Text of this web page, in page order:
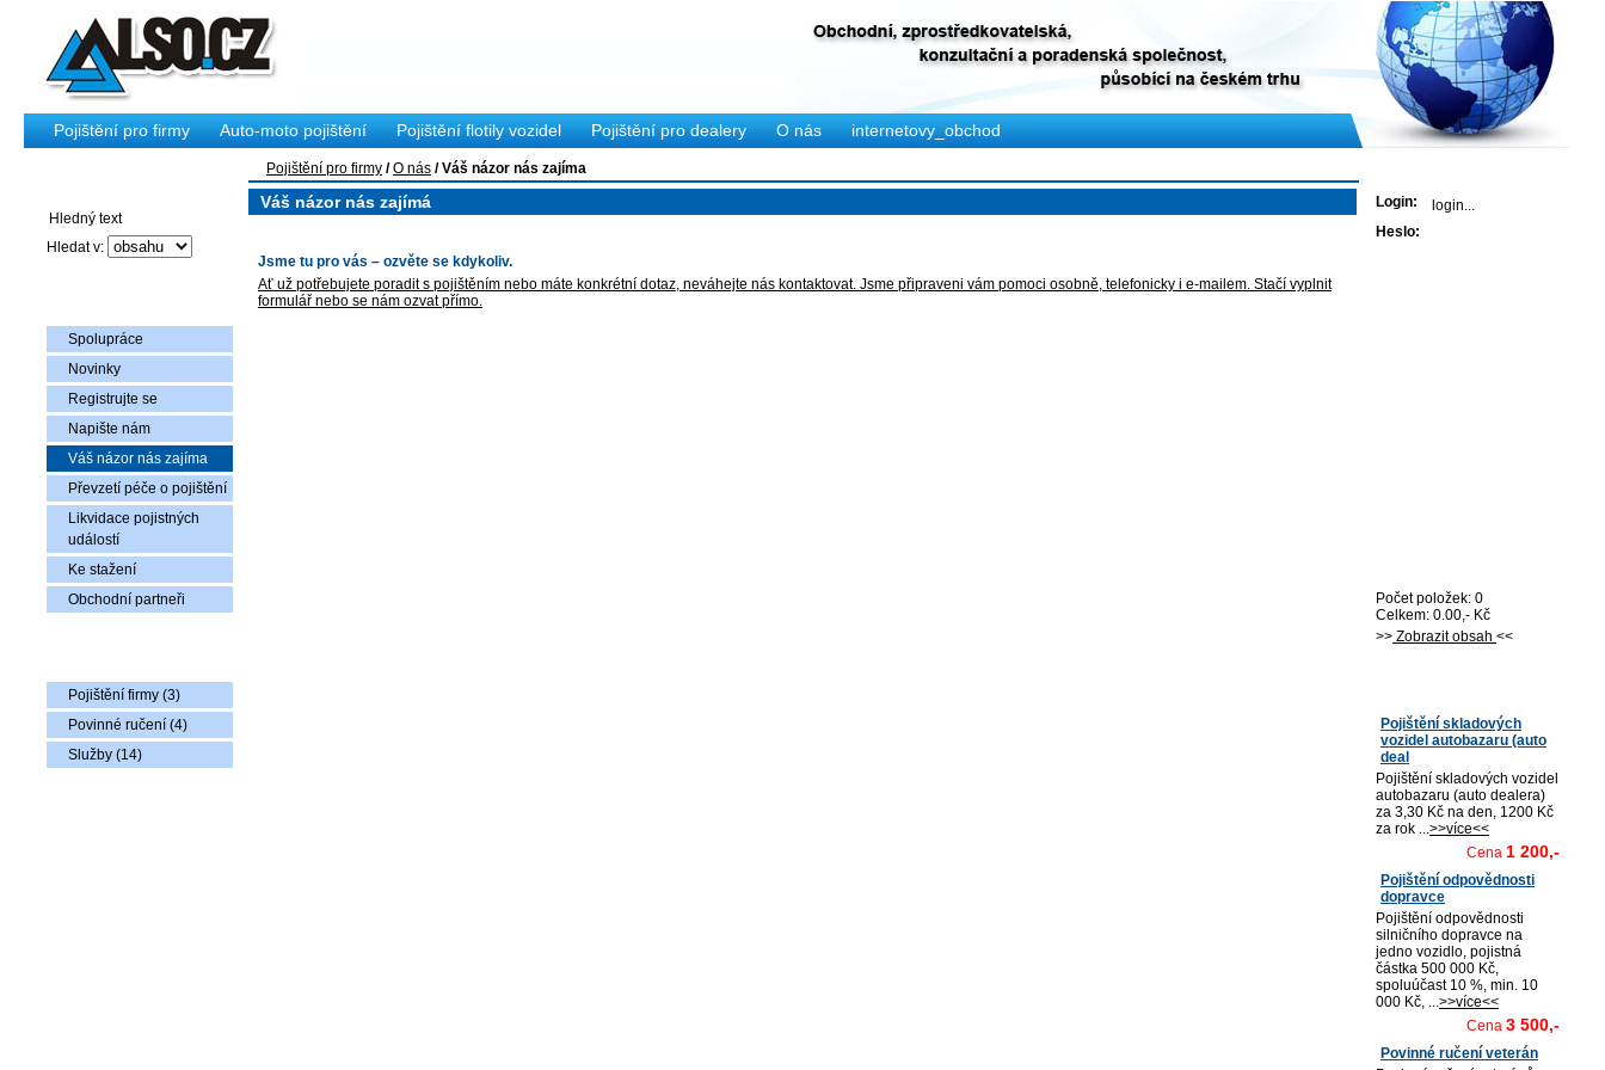
Hledat v:
Spolupráce
Novinky
Registrujte se
Napište nám
Váš názor nás zajíma
Převzetí péče o pojištění
Likvidace pojistných
událostí
Ke stažení
Obchodní partneři
Pojištění firmy (3)
Povinné ručení (4)
Služby (14)
Login:
Heslo:
Počet položek: 0
Celkem: 0.00,- Kč
>> Zobrazit obsah <<
Pojištění skladových
vozidel autobazaru (auto
deal
Pojištění skladových vozidel
autobazaru (auto dealera)
za 3,30 Kč na den, 1200 Kč
za rok ...>>více<<
Cena 1 200,-
Pojištění odpovědnosti
dopravce
Pojištění odpovědnosti
silničního dopravce na
jedno vozidlo, pojistná
částka 500 000 Kč,
spoluúčast 10 %, min. 10
000 Kč, ...>>více<<
Cena 3 500,-
Povinné ručení veterán
Pojištění pro firmy / O nás / Váš názor nás zajíma
Váš názor nás zajímá
Jsme tu pro vás – ozvěte se kdykoliv.
Ať už potřebujete poradit s pojištěním nebo máte konkrétní dotaz, neváhejte nás kontaktovat. Jsme připraveni vám pomoci osobně, telefonicky i e‑mailem. Stačí vyplnit
formulář nebo se nám ozvat přímo.
Pojištění pro firmy Auto-moto pojištění Pojištění flotily vozidel Pojištění pro dealery O nás internetovy_obchod